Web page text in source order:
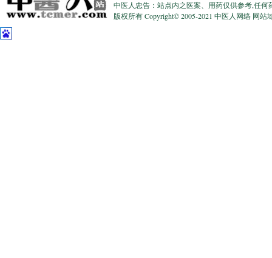
中医人忠告：站点内之医案、用药仅供参考,任
版权所有 Copyright© 2005-2021 中医人网络 网站